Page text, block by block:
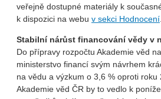
veřejně dostupné materiály k
k dispozici na webu v sekci Hodnocení
Stabilní nárůst financování vědy v
Do přípravy rozpočtu Akademie věd
ministerstvo financí svým návrhem
na vědu a výzkum o 3,6 % oproti roku
Akademie věd ČR by to vedlo k